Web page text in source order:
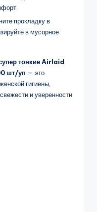
прокладку в
в мусорное
тонкие Airlaid
шт/уп — это
гигиены,
и уверенности